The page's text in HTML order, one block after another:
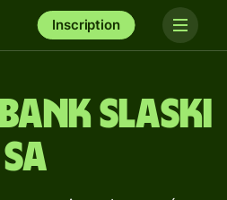
Inscription
Bank Slaski
SA